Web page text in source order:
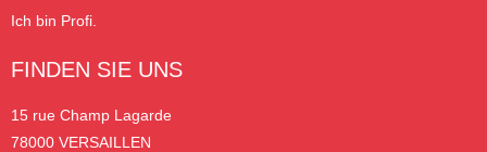
Ich bin Profi.
FINDEN SIE UNS
15 rue Champ Lagarde
78000 VERSAILLEN